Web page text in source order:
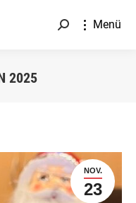
Menü
Search:
2025
NOV.
23